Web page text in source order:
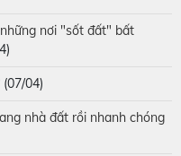
nơi "sốt đất" bất
(07/04)
nhà đất rồi nhanh chóng